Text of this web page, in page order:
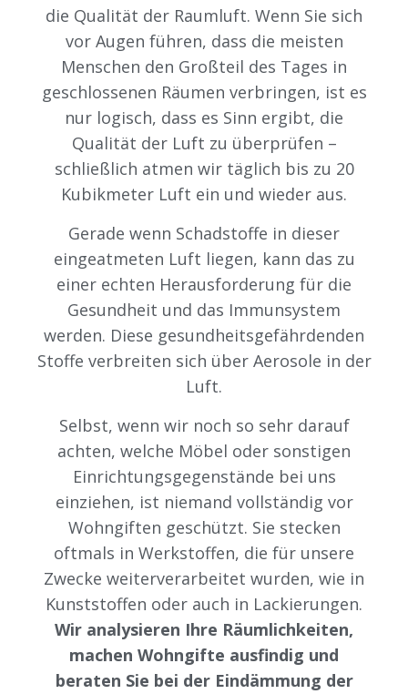
die Qualität der Raumluft. Wenn Sie sich
vor Augen führen, dass die meisten
Menschen den Großteil des Tages in
geschlossenen Räumen verbringen, ist es
nur logisch, dass es Sinn ergibt, die
Qualität der Luft zu überprüfen –
schließlich atmen wir täglich bis zu 20
Kubikmeter Luft ein und wieder aus.
Gerade wenn Schadstoffe in dieser
eingeatmeten Luft liegen, kann das zu
einer echten Herausforderung für die
Gesundheit und das Immunsystem
werden. Diese gesundheitsgefährdenden
Stoffe verbreiten sich über Aerosole in der
Luft.
Selbst, wenn wir noch so sehr darauf
achten, welche Möbel oder sonstigen
Einrichtungsgegenstände bei uns
einziehen, ist niemand vollständig vor
Wohngiften geschützt. Sie stecken
oftmals in Werkstoffen, die für unsere
Zwecke weiterverarbeitet wurden, wie in
Kunststoffen oder auch in Lackierungen.
Wir analysieren Ihre Räumlichkeiten,
machen Wohngifte ausfindig und
beraten Sie bei der Eindämmung der